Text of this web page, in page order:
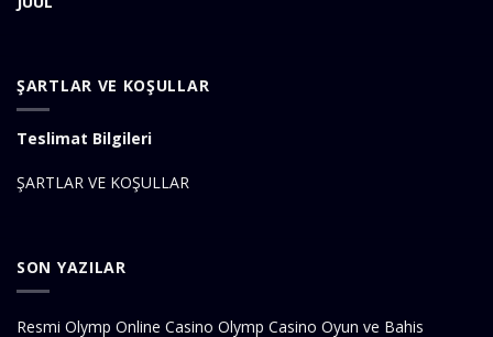
ŞARTLAR VE KOŞULLAR
Teslimat Bilgileri
ŞARTLAR VE KOŞULLAR
SON YAZILAR
Resmi Olymp Online Casino Olymp Casino Oyun ve Bahis